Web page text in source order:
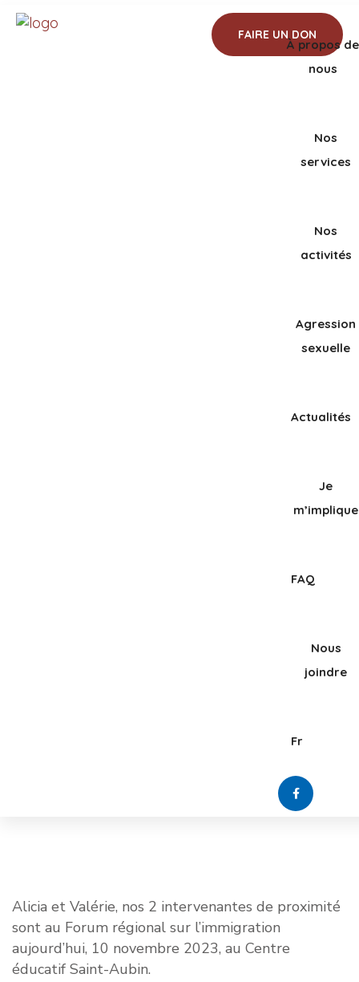
418-665-2999 information@calacscharlevoix.com
FAIRE UN DON
À propos de
nous
Nos
services
Nos
activités
Agression
sexuelle
Actualités
Je
m’implique
FAQ
Nous
joindre
Fr
Alicia et Valérie, nos 2 intervenantes de proximité
sont au Forum régional sur l’immigration
aujourd’hui, 10 novembre 2023, au Centre
éducatif Saint-Aubin.